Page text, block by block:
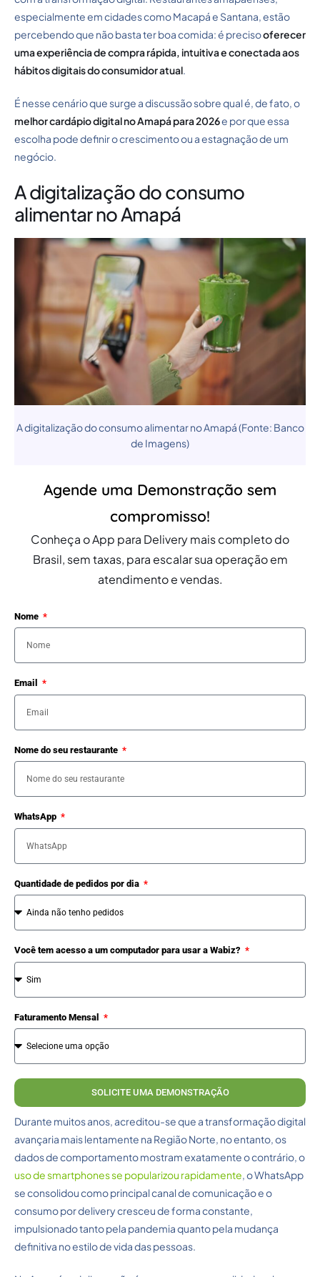
especialmente em cidades como Macapá e Santana, estão
percebendo que não basta ter boa comida: é precisooferecer
uma experiência de compra rápida, intuitiva e conectada aos
hábitos digitais do consumidor atual.
É nesse cenário que surge a discussão sobre qual é, de fato, o
melhor cardápio digital no Amapá para 2026e por que essa
escolha pode definir o crescimento ou a estagnação de um
negócio.
A digitalização do consumo
alimentar no Amapá
A digitalização do consumo alimentar no Amapá (Fonte: Banco
de Imagens)
Agende uma Demonstração sem
compromisso!
Conheça o App para Delivery mais completo do
Brasil, sem taxas, para escalar sua operação em
atendimento e vendas.
Nome
Email
Nome do seu restaurante
WhatsApp
Quantidade de pedidos por dia
Você tem acesso a um computador para usar a Wabiz?
Faturamento Mensal
SOLICITE UMA DEMONSTRAÇÃO
Durante muitos anos, acreditou-se que a transformação digital
avançaria mais lentamente na Região Norte, no entanto, os
dados de comportamento mostram exatamente o contrário, o
uso de smartphones se popularizou rapidamente, o WhatsApp
se consolidou como principal canal de comunicação e o
consumo por delivery cresceu de forma constante,
impulsionado tanto pela pandemia quanto pela mudança
definitiva no estilo de vida das pessoas.